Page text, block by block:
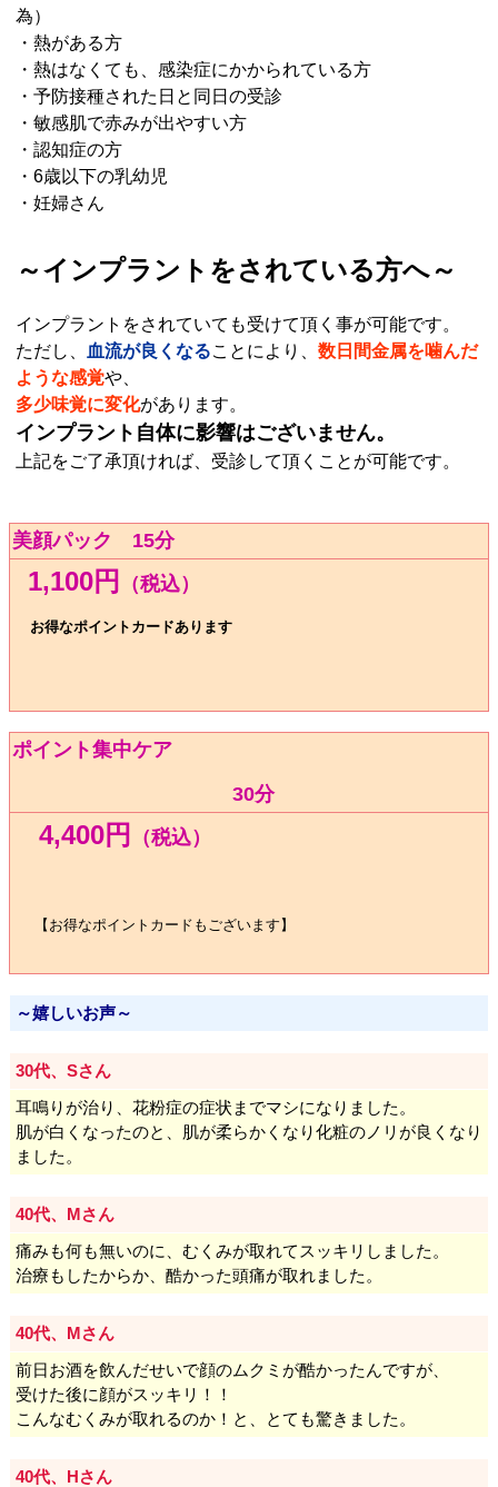
為）
・熱がある方
・熱はなくても、感染症にかかられている方
・予防接種された日と同日の受診
・敏感肌で赤みが出やすい方
・認知症の方
・6歳以下の乳幼児
・妊婦さん
～インプラントをされている方へ～
インプラントをされていても受けて頂く事が可能です。
ただし、
血流が良くなることにより、 数日間金属を噛んだ
ような感覚や、
多少味覚に変化があります。
インプラント自体に影響はございません。
上記をご了承頂ければ、受診して頂くことが可能です。
美顔パック 15分
1,100円 （税込）
お得なポイントカードあります
ポイント集中ケア
30分
4,400円 （税込）
【お得なポイントカードもございます】
～嬉しいお声～
30代、Sさん
耳鳴りが治り、花粉症の症状までマシになりました。
肌が白くなったのと、肌が柔らかくなり化粧のノリが良くなり
ました。
40代、Mさん
痛みも何も無いのに、むくみが取れてスッキリしました。
治療もしたからか、酷かった頭痛が取れました。
40代、Mさん
前日お酒を飲んだせいで顔のムクミが酷かったんですが、
受けた後に顔がスッキリ！！
こんなむくみが取れるのか！と、とても驚きました。
40代、Hさん